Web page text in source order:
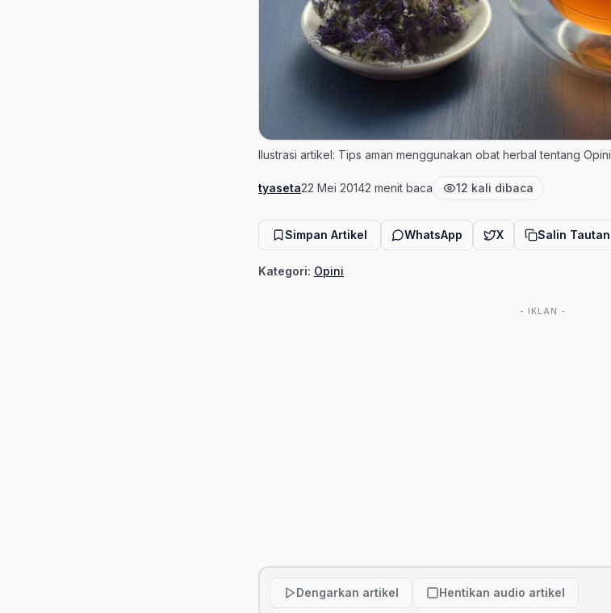
Ilustrasi artikel: Tips aman menggunakan obat herbal tentang Opini
Penulis
tyasetaTanggal terbit
22 Mei 2014Estimasi waktu baca
2 menit baca Jumlah pembaca
12 kali dibaca
Simpan Artikel WhatsApp X Salin Tautan
Kategori: Opini
- IKLAN -
Dengarkan artikel Hentikan audio artikel